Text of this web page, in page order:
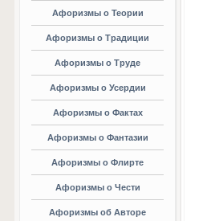
Афоризмы о Теории
Афоризмы о Традиции
Афоризмы о Труде
Афоризмы о Усердии
Афоризмы о Фактах
Афоризмы о Фантазии
Афоризмы о Флирте
Афоризмы о Чести
Афоризмы об Авторе